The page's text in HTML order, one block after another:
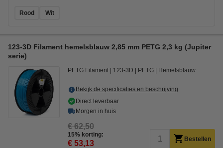
Rood Wit
123-3D Filament hemelsblauw 2,85 mm PETG 2,3 kg (Jupiter
serie)
PETG Filament 123-3D PETG Hemelsblauw
Bekijk de specificaties en beschrijving
Direct leverbaar
Morgen in huis
€ 62,50
15% korting:
€ 53,13 Bestellen